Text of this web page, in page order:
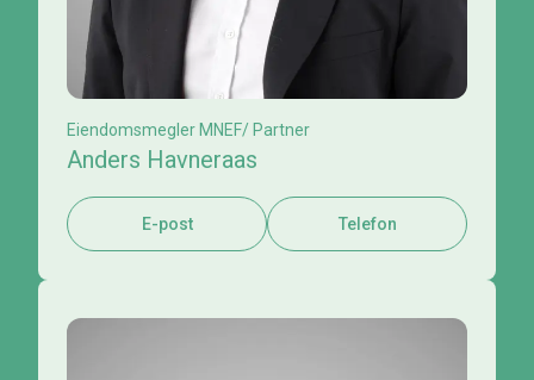
Eiendomsmegler MNEF/ Partner
Anders Havneraas
E-post Telefon